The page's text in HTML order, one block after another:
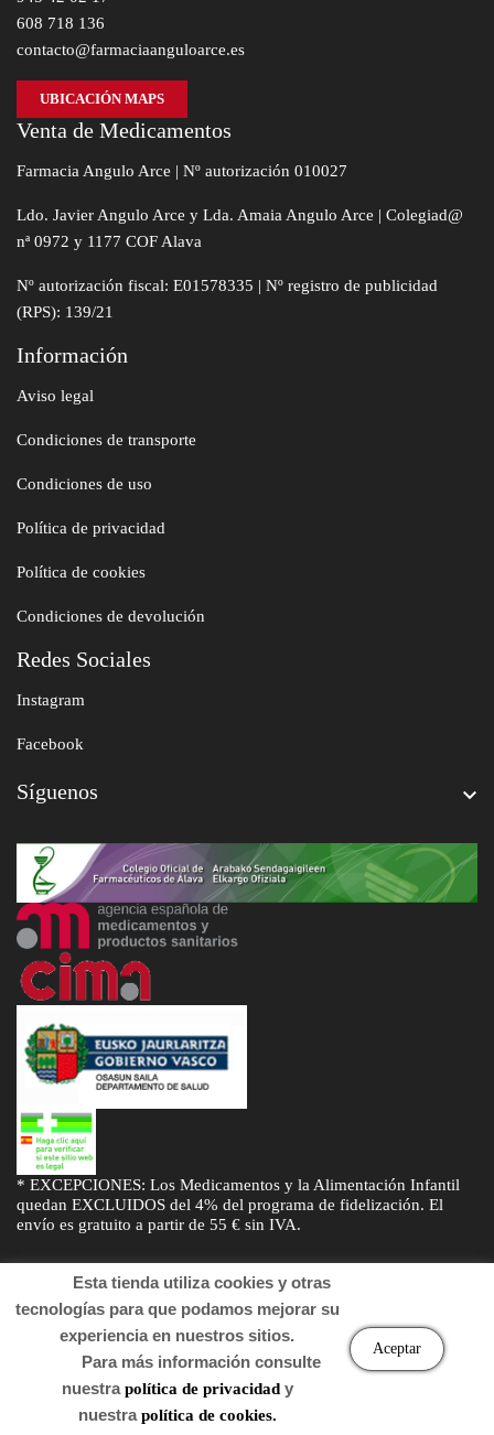
608 718 136
contacto@farmaciaanguloarce.es
UBICACIÓN MAPS
Venta de Medicamentos
Farmacia Angulo Arce | Nº autorización 010027
Ldo. Javier Angulo Arce y Lda. Amaia Angulo Arce | Colegiad@
nª 0972 y 1177 COF Alava
Nº autorización fiscal: E01578335 | Nº registro de publicidad
(RPS): 139/21
Información
Aviso legal
Condiciones de transporte
Condiciones de uso
Política de privacidad
Política de cookies
Condiciones de devolución
Redes Sociales
Instagram
Facebook
Síguenos 
* EXCEPCIONES: Los Medicamentos y la Alimentación Infantil
quedan EXCLUIDOS del 4% del programa de fidelización. El
envío es gratuito a partir de 55 € sin IVA.
Esta tienda utiliza cookies y otras
tecnologías para que podamos mejorar su
experiencia en nuestros sitios.
Para más información consulte
nuestrapolítica de privacidady
nuestrapolítica de cookies.
Aceptar
© Desarrollado porSogifaryDTD Soluciones
. Derechos de autor
2022 Farmacia.